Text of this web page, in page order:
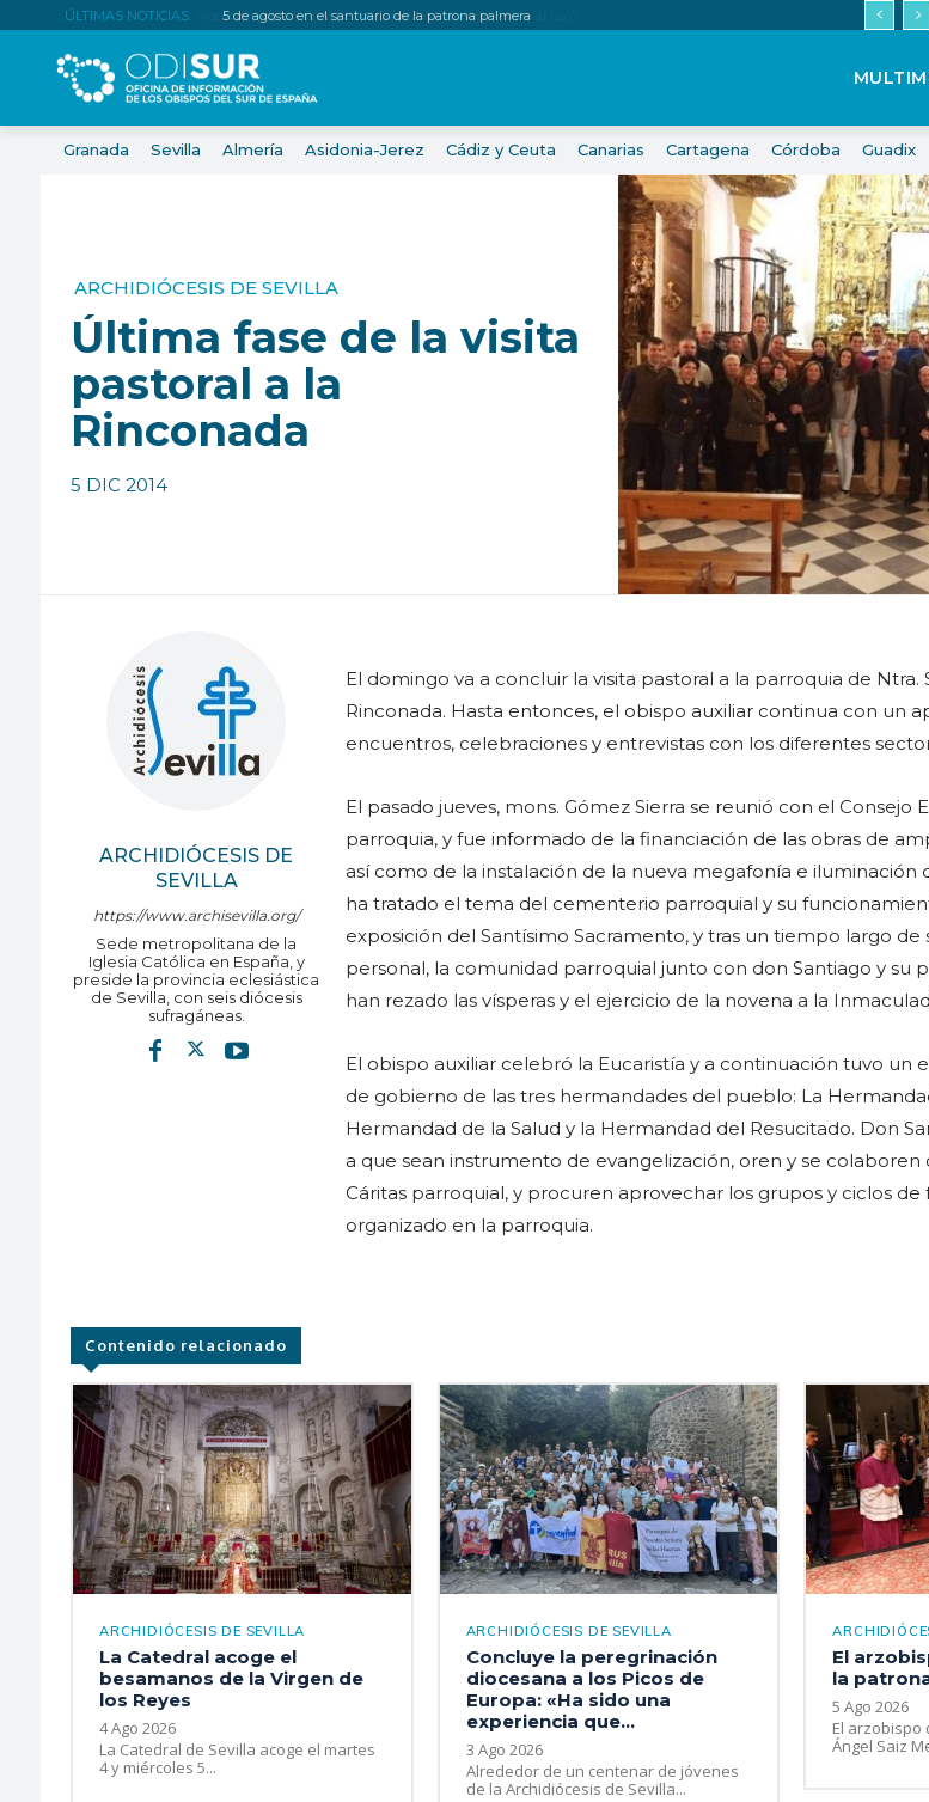
ÚLTIMAS NOTICIAS: 5 de agosto en el santuario de la patrona palmera
Granada Sevilla Almería Asidonia-Jerez Cádiz y Ceuta Canarias Cartagena Córdoba Guadix
ARCHIDIÓCESIS DE SEVILLA
Última fase de la visita
pastoral a la
Rinconada
5 DIC 2014
ARCHIDIÓCESIS DE
SEVILLA
https://www.archisevilla.org/
Sede metropolitana de la
Iglesia Católica en España, y
preside la provincia eclesiástica
de Sevilla, con seis diócesis
sufragáneas.
El domingo va a concluir la visita pastoral a la parroquia de Ntra.
Rinconada. Hasta entonces, el obispo auxiliar continua con un
encuentros, celebraciones y entrevistas con los diferentes
El pasado jueves, mons. Gómez Sierra se reunió con el Consejo
parroquia, y fue informado de la financiación de las obras de
así como de la instalación de la nueva megafonía e iluminación
ha tratado el tema del cementerio parroquial y su
exposición del Santísimo Sacramento, y tras un tiempo largo de
personal, la comunidad parroquial junto con don Santiago y su
han rezado las vísperas y el ejercicio de la novena a la
El obispo auxiliar celebró la Eucaristía y a continuación tuvo un
de gobierno de las tres hermandades del pueblo: La
Hermandad de la Salud y la Hermandad del Resucitado. Don
a que sean instrumento de evangelización, oren y se colaboren
Cáritas parroquial, y procuren aprovechar los grupos y ciclos
organizado en la parroquia.
Contenido relacionado
ARCHIDIÓCESIS DE SEVILLA
La Catedral acoge el
besamanos de la Virgen de
los Reyes
4 Ago 2026
La Catedral de Sevilla acoge el martes
4 y miércoles 5...
ARCHIDIÓCESIS DE SEVILLA
Concluye la peregrinación
diocesana a los Picos de
Europa: «Ha sido una
experiencia que...
3 Ago 2026
Alrededor de un centenar de jóvenes
de la Archidiócesis de Sevilla...
El
la
5 Ago 2026
El arzobispo
Ángel Saiz